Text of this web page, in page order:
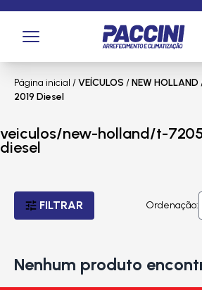
Página inicial /VEÍCULOS /NEW HOLLAND
2019 Diesel
veiculos/new-holland/t-
diesel
FILTRAR Ordenação:
Nenhum produto